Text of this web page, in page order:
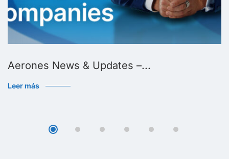
Aerones News & Updates –...
Leer más